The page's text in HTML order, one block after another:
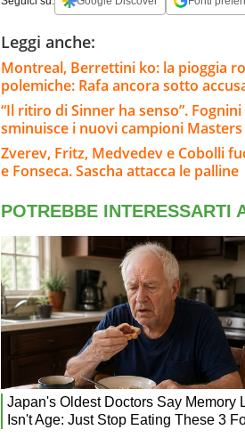
Leggi anche:
Montreal, Berrettini ko: la pioggia
polemiche: Rafa ancora sotto
“Il ritiro di Sinner ha senso”.
sminuisce i nuovi campioni Masters
Zverev, Fritz, Medvedev e Cobolli
e Fonseca. Sascha attacca le palline